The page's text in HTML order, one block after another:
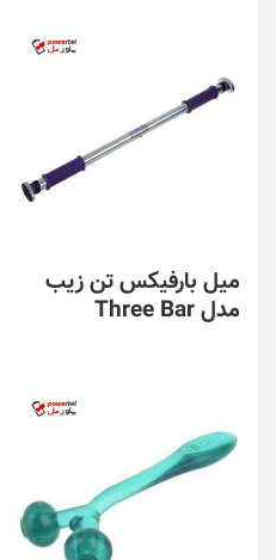
میل بارفیکس تن زیب
مدل Three Bar